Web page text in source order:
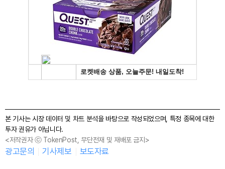
본 기사는 시장 데이터 및 차트 분석을 바탕으로 작성되었으며, 특정 종목에 대한
투자 권유가 아닙니다.
<저작권자 ⓒ TokenPost, 무단전재 및 재배포 금지>
광고문의 기사제보 보도자료